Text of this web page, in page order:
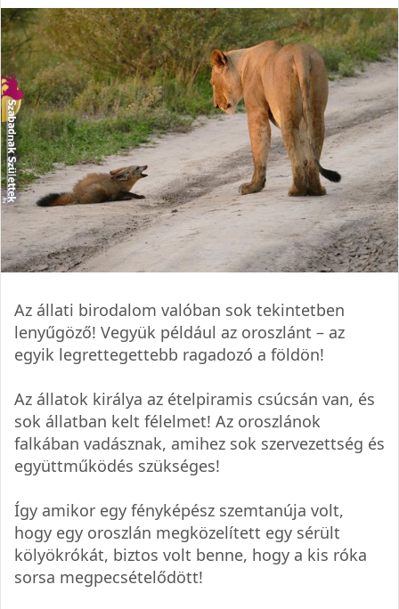
Az állati birodalom valóban sok tekintetben
lenyűgöző! Vegyük például az oroszlánt – az
egyik legrettegettebb ragadozó a földön!
Az állatok királya az ételpiramis csúcsán van, és
sok állatban kelt félelmet! Az oroszlánok
falkában vadásznak, amihez sok szervezettség és
együttműködés szükséges!
Így amikor egy fényképész szemtanúja volt,
hogy egy oroszlán megközelített egy sérült
kölyökrókát, biztos volt benne, hogy a kis róka
sorsa megpecsételődött!